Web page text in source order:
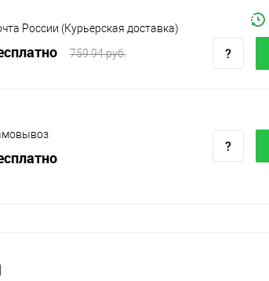
России (Курьерская доставка)
759.94 руб.